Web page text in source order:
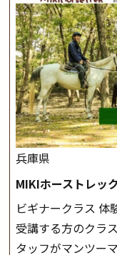
兵庫県
MIKIホーストレッ
ビギナークラス 体
受講する方のクラ
タッフがマンツー